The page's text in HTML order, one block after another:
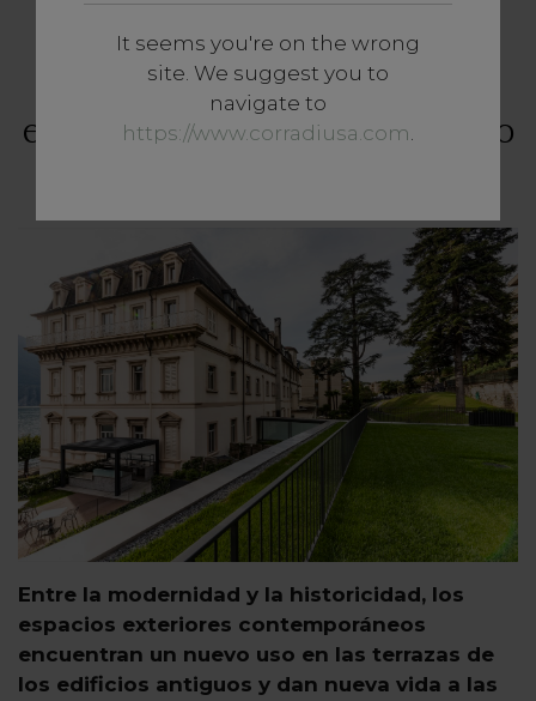
It seems you're on the wrong
site. We suggest you to
navigate to
https://www.corradiusa.com.
Magazine
Revalorizar las ciudades y los
espacios públicos recalificando
Entre la modernidad y la historicidad, los
espacios exteriores contemporáneos
encuentran un nuevo uso en las terrazas de
los edificios antiguos y dan nueva vida a las